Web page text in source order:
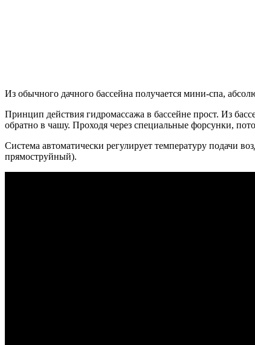
Из обычного дачного бассейна получается мини-спа,
Принцип действия гидромассажа в бассейне прост. Из
обратно в чашу. Проходя через специальные форсунки,
Система автоматически регулирует температуру подачи
прямоструйный).